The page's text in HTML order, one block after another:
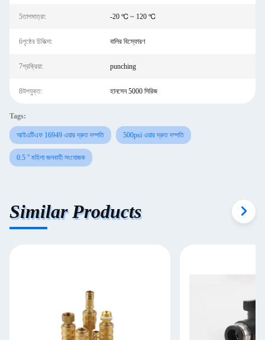
5তাপমাত্রা: -20 ℃ ~ 120 ℃
6পৃষ্ঠের চিকিত্সা: বালির বিস্ফোরণ
7প্রক্রিয়া: punching
8উপযুক্ত: হানসেন 5000 সিরিজ
Tags:
আইএটিএফ 16949 এয়ার দ্রুত দম্পতি 500psi এয়ার দ্রুত দম্পতি
0.5 '' মহিলা জলবাহী সংযোজক
Similar Products